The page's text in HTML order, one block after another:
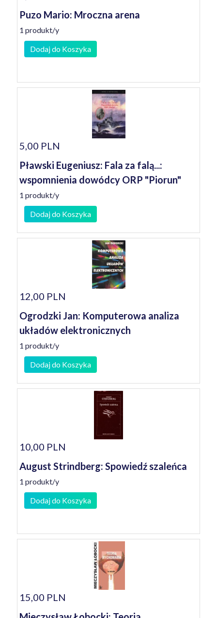
Puzo Mario: Mroczna arena
1 produkt/y
Dodaj do Koszyka
5,00 PLN
Pławski Eugeniusz: Fala za falą...:
wspomnienia dowódcy ORP "Piorun"
1 produkt/y
Dodaj do Koszyka
12,00 PLN
Ogrodzki Jan: Komputerowa analiza
układów elektronicznych
1 produkt/y
Dodaj do Koszyka
10,00 PLN
August Strindberg: Spowiedź szaleńca
1 produkt/y
Dodaj do Koszyka
15,00 PLN